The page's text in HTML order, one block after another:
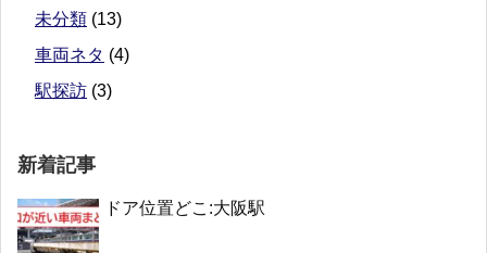
未分類 (13)
車両ネタ (4)
駅探訪 (3)
新着記事
ドア位置どこ:大阪駅